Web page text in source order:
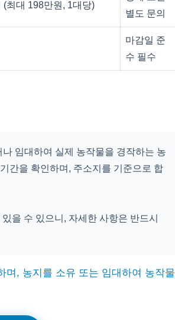
(최대 198만원, 1대당)
별도 문의
마감일 준
수 필수
임대하여 실제 농작물을 경작하는 농
간을 확인하며, 주소지를 기준으로 합
을 수 있으니, 자세한 사항은 반드시
며, 농지를 소유 또는 임대하여 농작물